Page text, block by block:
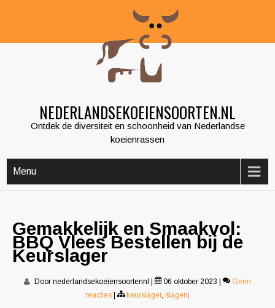
NEDERLANDSEKOEIENSOORTEN.NL
Ontdek de diversiteit en schoonheid van Nederlandse
koeienrassen
Menu
Gemakkelijk en Smaakvol:
BBQ Vlees Bestellen bij de
Keurslager
Door nederlandsekoeiensoortennl 06 oktober 2023
Geen
reacties
keurslager, slagerij